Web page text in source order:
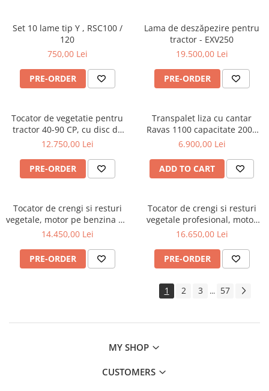
Tocatoare vegetatie hidraulice
Tocatoare vegetatie motor termic
Tractorase de tuns iarba
Motocositoare
Roboti de tuns iarba
Protectia si ingrijirea plantelor
Atomizoare
Instalatii erbicidat
Masini de recoltat si cules
Semanatori si plantatoare
Tamburi irigatii
Set 10 lame tip Y , RSC100 /
120
750,00 Lei
PRE-ORDER
Lama de deszăpezire pentru
tractor - EXV250
19.500,00 Lei
PRE-ORDER
Tocator de vegetatie pentru
tractor 40-90 CP, cu disc de
cosire lateral, 170 cm,
Graecus MTS170
12.750,00 Lei
PRE-ORDER
Transpalet liza cu cantar
Ravas 1100 capacitate 2000
KG
6.900,00 Lei
ADD TO CART
Tocator de crengi si resturi
vegetale, motor pe benzina de
15 CP, Jansen GTS-1500E
14.450,00 Lei
PRE-ORDER
Tocator de crengi si resturi
vegetale profesional, motor
pe benzina Kohler de 15 CP,
16.650,00 Lei
PRE-ORDER
1 2 3 ... 57
MY SHOP
CUSTOMERS